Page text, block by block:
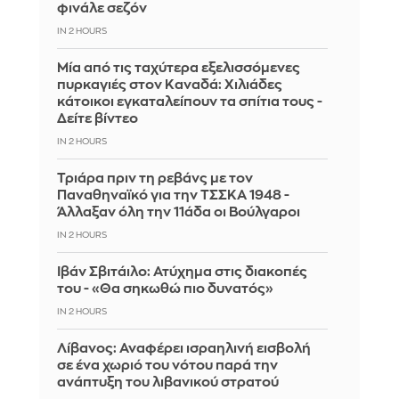
φινάλε σεζόν
IN 2 HOURS
Μία από τις ταχύτερα εξελισσόμενες
πυρκαγιές στον Καναδά: Χιλιάδες
κάτοικοι εγκαταλείπουν τα σπίτια τους -
Δείτε βίντεο
IN 2 HOURS
Τριάρα πριν τη ρεβάνς με τον
Παναθηναϊκό για την ΤΣΣΚΑ 1948 -
Άλλαξαν όλη την 11άδα οι Βούλγαροι
IN 2 HOURS
Ιβάν Σβιτάιλο: Ατύχημα στις διακοπές
του - «Θα σηκωθώ πιο δυνατός»
IN 2 HOURS
Λίβανος: Αναφέρει ισραηλινή εισβολή
σε ένα χωριό του νότου παρά την
ανάπτυξη του λιβανικού στρατού